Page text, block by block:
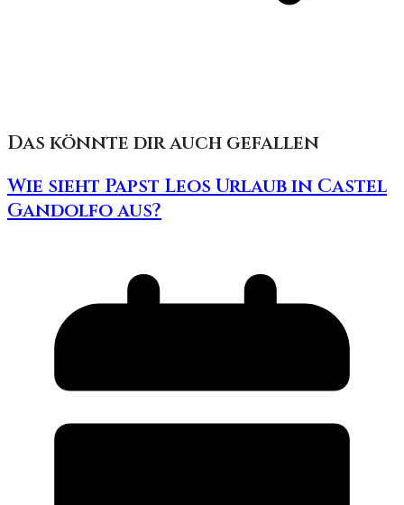
Das könnte dir auch gefallen
Wie sieht Papst Leos Urlaub in Castel
Gandolfo aus?